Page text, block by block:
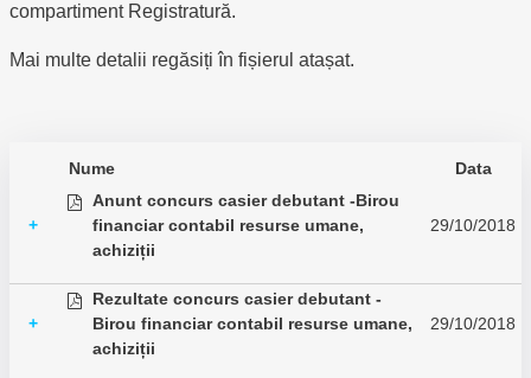
compartiment Registratură.
Mai multe detalii regăsiți în fișierul atașat.
Nume Data
+
Anunt concurs casier debutant -Birou
financiar contabil resurse umane,
achiziții
29/10/2018
+
Rezultate concurs casier debutant -
Birou financiar contabil resurse umane,
achiziții
29/10/2018